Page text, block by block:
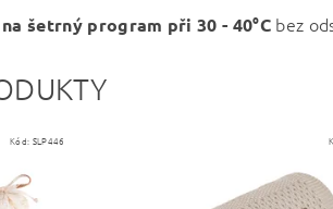
šetrný program při 30 - 40°Cbez
Kód: SLP446